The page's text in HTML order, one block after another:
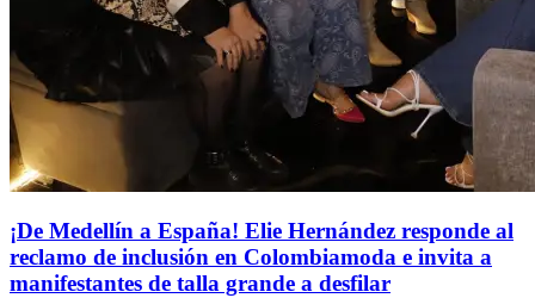
¡De Medellín a España! Elie Hernández responde al
reclamo de inclusión en Colombiamoda e invita a
manifestantes de talla grande a desfilar